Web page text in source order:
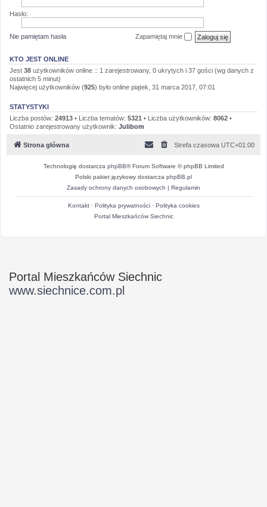
Hasło:
Nie pamiętam hasła Zapamiętaj mnie
KTO JEST ONLINE
Jest 38 użytkowników online :: 1 zarejestrowany, 0 ukrytych i 37 gości (wg danych z
ostatnich 5 minut)
Najwięcej użytkowników (925) było online piątek, 31 marca 2017, 07:01
STATYSTYKI
Liczba postów: 24913 • Liczba tematów: 5321 • Liczba użytkowników: 8062 •
Ostatnio zarejestrowany użytkownik: Julibom
Strona główna Strefa czasowa UTC+01:00
Technologię dostarcza phpBB® Forum Software © phpBB Limited
Polski pakiet językowy dostarcza phpBB.pl
Zasady ochrony danych osobowych | Regulamin
Kontakt· Polityka prywatności· Polityka cookies
Portal Mieszkańców Siechnic
Portal Mieszkańców Siechnic
www.siechnice.com.pl